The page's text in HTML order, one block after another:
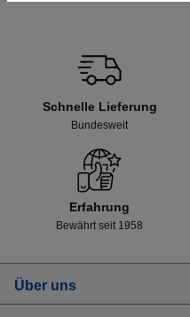
Schnelle Lieferung
Bundesweit
Erfahrung
Bewährt seit 1958
Über uns